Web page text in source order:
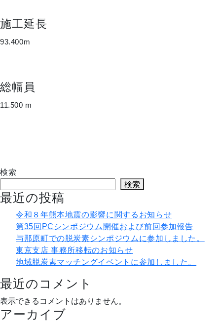
施工延長
93.400m
総幅員
11.500 m
検索
検索
最近の投稿
令和８年熊本地震の影響に関するお知らせ
第35回PCシンポジウム開催および前回参加報告
与那原町での脱炭素シンポジウムに参加しました。
東京支店 事務所移転のお知らせ
地域脱炭素マッチングイベントに参加しました。
最近のコメント
表示できるコメントはありません。
アーカイブ